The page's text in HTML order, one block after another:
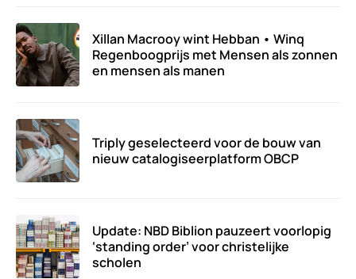
Xillan Macrooy wint Hebban • Winq
Regenboogprijs met Mensen als zonnen
en mensen als manen
Triply geselecteerd voor de bouw van
nieuw catalogiseerplatform OBCP
Update: NBD Biblion pauzeert voorlopig
‘standing order’ voor christelijke
scholen